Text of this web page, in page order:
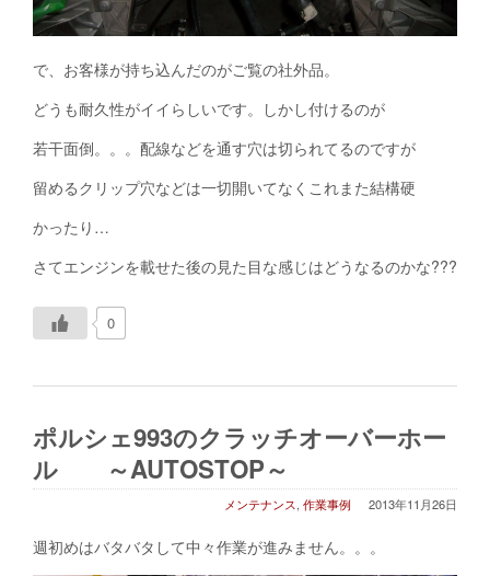
で、お客様が持ち込んだのがご覧の社外品。
どうも耐久性がイイらしいです。しかし付けるのが
若干面倒。。。配線などを通す穴は切られてるのですが
留めるクリップ穴などは一切開いてなくこれまた結構硬
かったり…
さてエンジンを載せた後の見た目な感じはどうなるのかな???
0
ポルシェ993のクラッチオーバーホー
ル ～AUTOSTOP～
2013年11月26日
メンテナンス, 作業事例
週初めはバタバタして中々作業が進みません。。。